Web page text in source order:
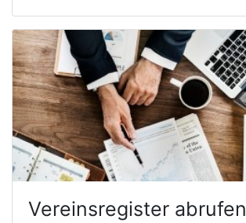
Vereinsregister abrufen